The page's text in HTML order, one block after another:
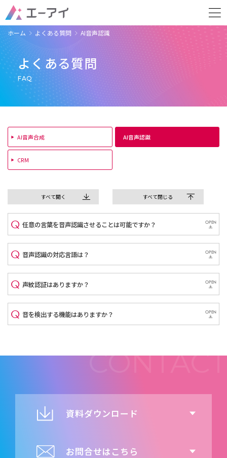
ホーム よくある質問 AI音声認識
よくある質問
FAQ
AI音声合成 AI音声認識
CRM
すべて開く すべて閉じる
任意の言葉を音声認識させることは可能ですか？ OPEN
音声認識の対応言語は？ OPEN
声紋認証はありますか？ OPEN
音を検出する機能はありますか？ OPEN
資料ダウンロード
お問合せはこちら